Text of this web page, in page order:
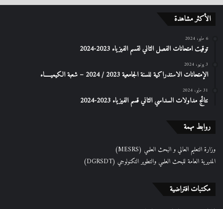
الأكثر مشاهدة
6 مايو، 2024
توقيت امتحانات الفصل الثاني لقسم الفيزياء 2023-2024
3 يونيو، 2024
الإمتحانات الاستدراكیة للسنة الجامعیة 2023 / 2024 – شعبة الكیمیـــــاء
31 مايو، 2024
نتائج مداولات السداسي الثاني قسم الفيزياء 2023-2024
روابط مهمة
وزارة التعليم العالي و البحث العلمي (MESRS)
المديرية العامة للبحث العلمي والتطوير التكنولوجي (DGRSDT)
مكتبات افتراضية